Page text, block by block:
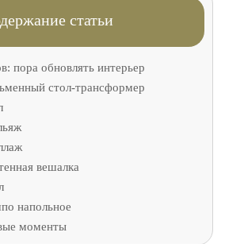
статьи
пора обновлять интерьер
стол-трансформер
вешалка
напольное
моменты